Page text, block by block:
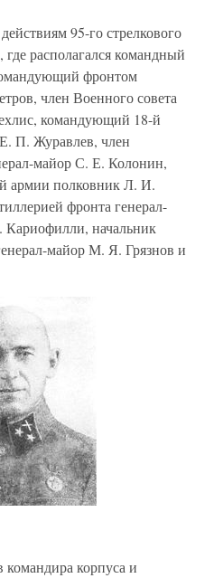
95-го стрелкового
располагался командный
фронтом
член Военного совета
командующий 18-й
П. Журавлев, член
майор С. Е. Колонин,
армии полковник Л. И.
фронта генерал-
Кариофилли, начальник
майор М. Я. Грязнов и
корпуса и